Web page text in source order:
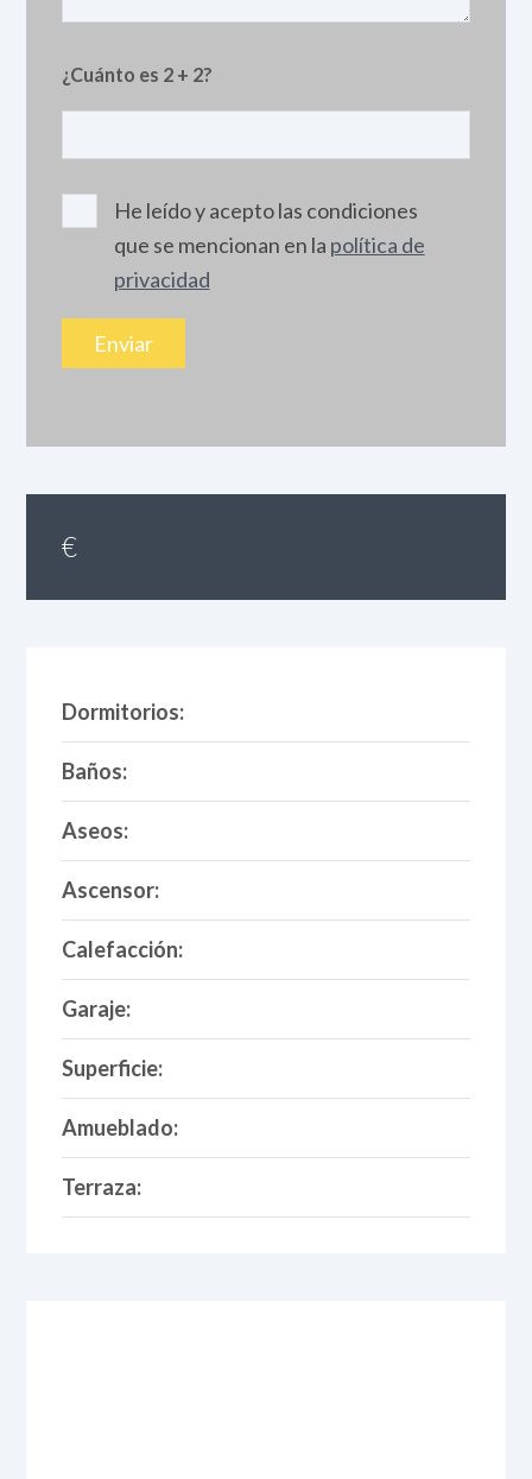
¿Cuánto es 2 + 2?
He leído y acepto las condiciones
que se mencionan en la política de
privacidad
€
Dormitorios:
Baños:
Aseos:
Ascensor:
Calefacción:
Garaje:
Superficie:
Amueblado:
Terraza: